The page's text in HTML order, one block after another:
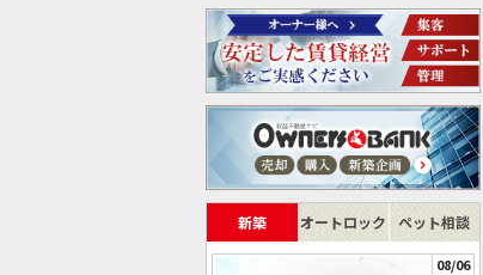
新築 オートロック ペット相談
08/06